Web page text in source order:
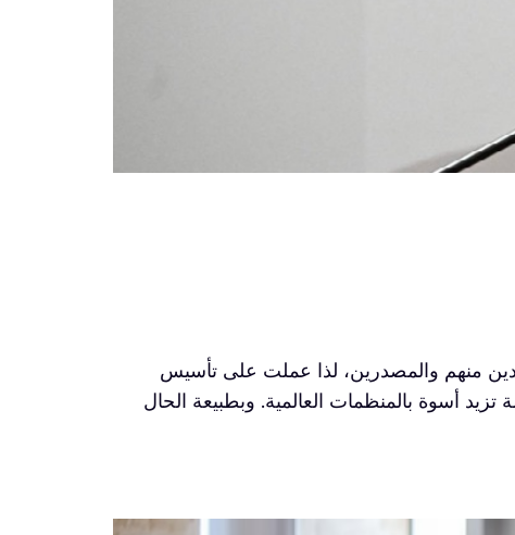
منهم والمصدرين، لذا عملت على تأسيس
تزيد أسوة بالمنظمات العالمية. وبطبيعة الحال